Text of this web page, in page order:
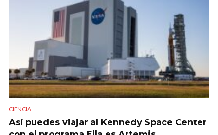
CIENCIA
Así puedes viajar al Kennedy Space Center